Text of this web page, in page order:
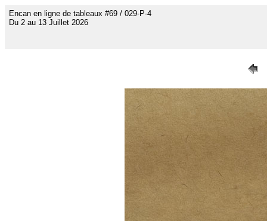
Encan en ligne de tableaux #69 / 029-P-4
Du 2 au 13 Juillet 2026